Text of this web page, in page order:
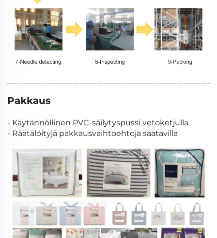
Pakkaus
- Käytännöllinen PVC-säilytyspussi vetoketjulla
- Räätälöityjä pakkausvaihtoehtoja saatavilla